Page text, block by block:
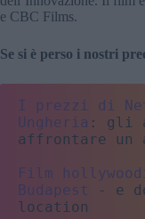
e CBC Films.
Se si è perso i nostri
I prezzi di
Ungheria : gli
affrontare un
Film
Budapest
- e
location